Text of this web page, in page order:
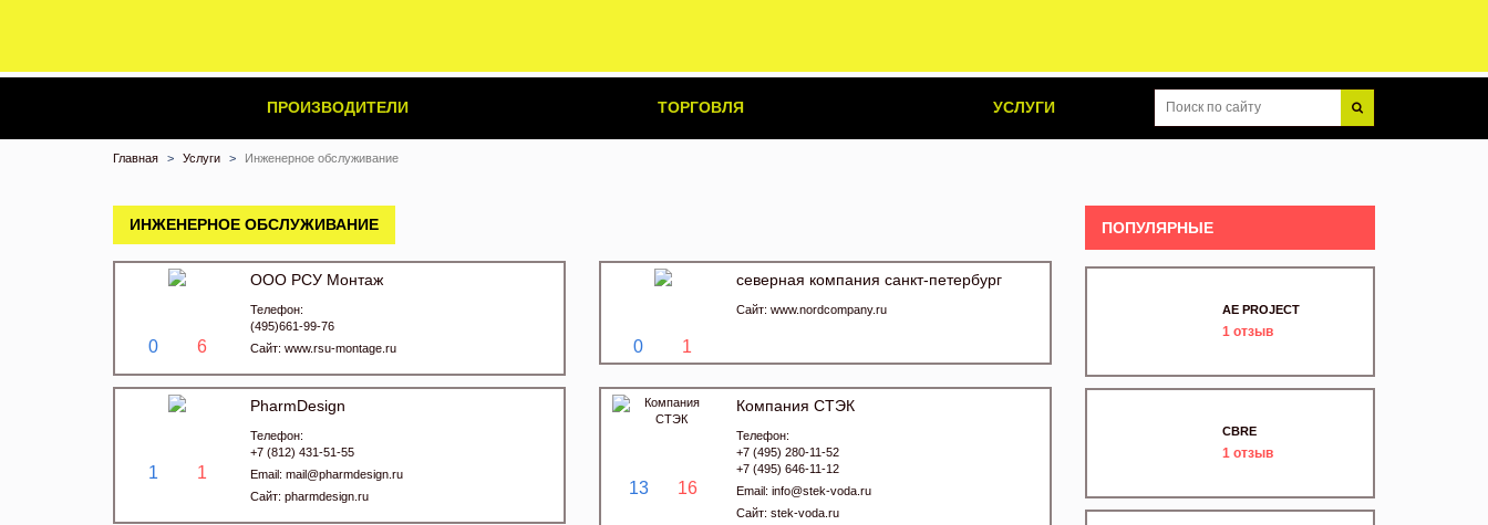
ПРОИЗВОДИТЕЛИ ТОРГОВЛЯ УСЛУГИ
Главная Услуги Инженерное обслуживание
ИНЖЕНЕРНОЕ ОБСЛУЖИВАНИЕ
0 6
ООО РСУ Монтаж
Телефон:
(495)661-99-76
Сайт: www.rsu-montage.ru 0 1
северная компания санкт-петербург
Сайт: www.nordcompany.ru
1 1
PharmDesign
Телефон:
+7 (812) 431-51-55
Email: mail@pharmdesign.ru
Сайт: pharmdesign.ru 13 16
Компания СТЭК
Телефон:
+7 (495) 280-11-52
+7 (495) 646-11-12
Email: info@stek-voda.ru
Сайт: stek-voda.ru
ПОПУЛЯРНЫЕ
AE PROJECT
1 отзыв
CBRE
1 отзыв